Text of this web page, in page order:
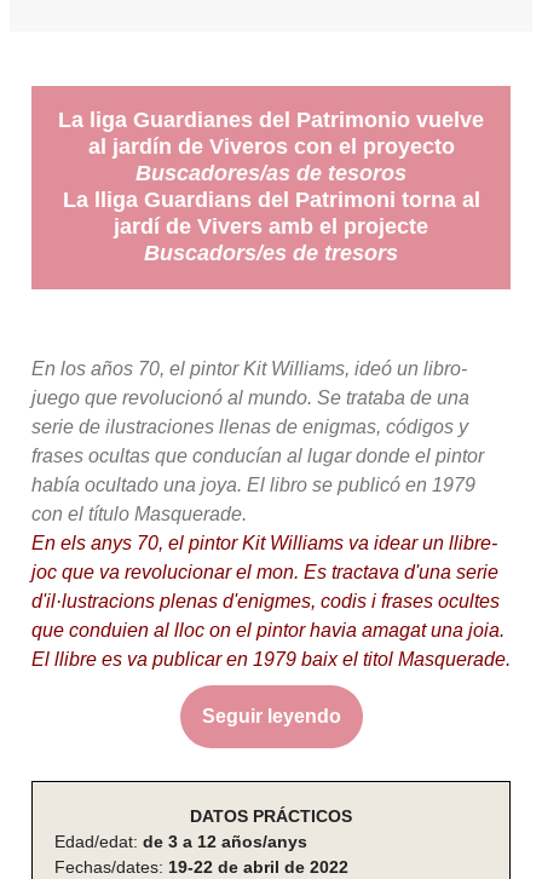
La liga Guardianes del Patrimonio vuelve
al jardín de Viveros con el proyecto
Buscadores/as de tesoros
La lliga Guardians del Patrimoni torna al
jardí de Vivers amb el projecte
Buscadors/es de tresors
En los años 70, el pintor Kit Williams, ideó un libro-
juego que revolucionó al mundo. Se trataba de una
serie de ilustraciones llenas de enigmas, códigos y
frases ocultas que conducían al lugar donde el pintor
había ocultado una joya. El libro se publicó en 1979
con el título Masquerade.
En els anys 70, el pintor Kit Williams va idear un llibre-
joc que va revolucionar el mon. Es tractava d'una serie
d'il·lustracions plenas d'enigmes, codis i frases ocultes
que conduien al lloc on el pintor havia amagat una joia.
El llibre es va publicar en 1979 baix el titol Masquerade.
Seguir leyendo
DATOS PRÁCTICOS
Edad/edat: de 3 a 12 años/anys
Fechas/dates: 19-22 de abril de 2022